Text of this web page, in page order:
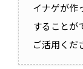
イナゲが作
することが
ご活用くだ